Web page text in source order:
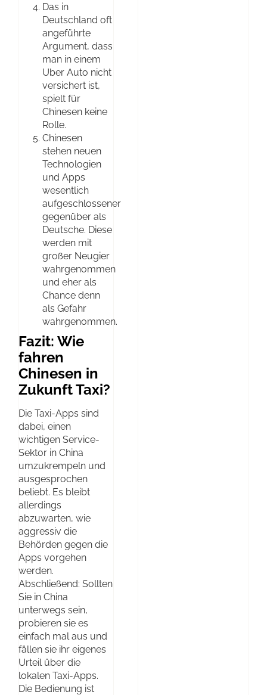
Das in
Deutschland oft
angeführte
Argument, dass
man in einem
Uber Auto nicht
versichert ist,
spielt für
Chinesen keine
Rolle.
Chinesen
stehen neuen
Technologien
und Apps
wesentlich
aufgeschlossener
gegenüber als
Deutsche. Diese
werden mit
großer Neugier
wahrgenommen
und eher als
Chance denn
als Gefahr
wahrgenommen.
Fazit: Wie
fahren
Chinesen in
Zukunft Taxi?
Die Taxi-Apps sind
dabei, einen
wichtigen Service-
Sektor in China
umzukrempeln und
ausgesprochen
beliebt. Es bleibt
allerdings
abzuwarten, wie
aggressiv die
Behörden gegen die
Apps vorgehen
werden.
Abschließend: Sollten
Sie in China
unterwegs sein,
probieren sie es
einfach mal aus und
fällen sie ihr eigenes
Urteil über die
lokalen Taxi-Apps.
Die Bedienung ist